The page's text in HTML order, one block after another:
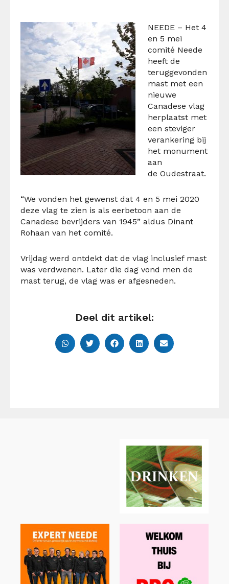
NEEDE – Het 4
en 5 mei
comité Neede
heeft de
teruggevonden
mast met een
nieuwe
Canadese vlag
herplaatst met
een steviger
verankering bij
het monument
aan
de Oudestraat.
“We vonden het gewenst dat 4 en 5 mei 2020
deze vlag te zien is als eerbetoon aan de
Canadese bevrijders van 1945” aldus Dinant
Rohaan van het comité.
Vrijdag werd ontdekt dat de vlag inclusief mast
was verdwenen. Later die dag vond men de
mast terug, de vlag was er afgesneden.
Deel dit artikel: